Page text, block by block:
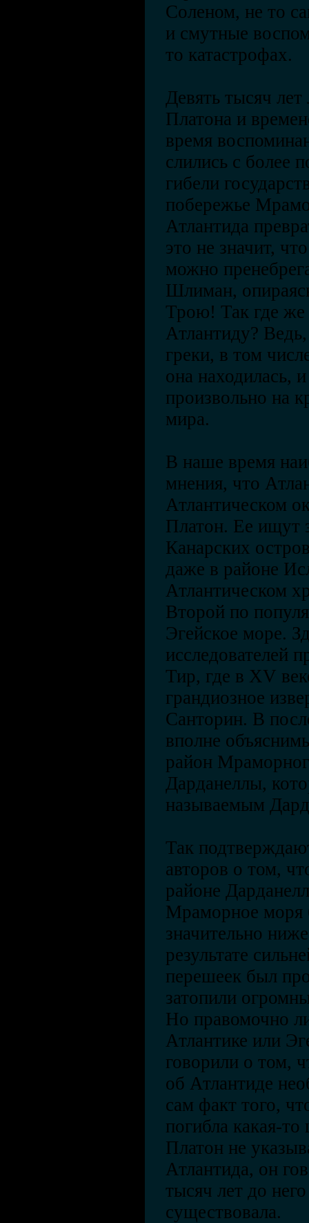
Соленом, не то
и смутные
то катастрофах.
Девять тысяч
Платона и
время
слились с более
гибели
побережье
Атлантида
это не значит,
можно
Шлиман,
Трою! Так где же
Атлантиду?
греки, в том
она находилась,
произвольно на
мира.
В наше время
мнения, что
Атлантическом
Платон. Ее ищут
Канарских
даже в районе
Атлантическом
Второй по
Эгейское море.
исследователей
Тир, где в XV
грандиозное
Санторин. В
вполне
район
Дарданеллы,
называемым
Так
авторов о том,
районе
Мраморное моря
значительно
результате
перешеек был
затопили
Но правомочно
Атлантике или
говорили о том,
об Атлантиде
сам факт того,
погибла какая-
Платон не
Атлантида, он
тысяч лет до
существовала.